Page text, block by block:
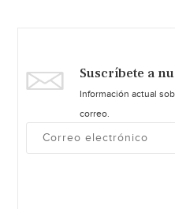
Suscríbete a
Información actual
correo.